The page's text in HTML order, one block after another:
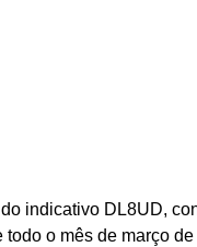
indicativo DL8UD,
o mês de março